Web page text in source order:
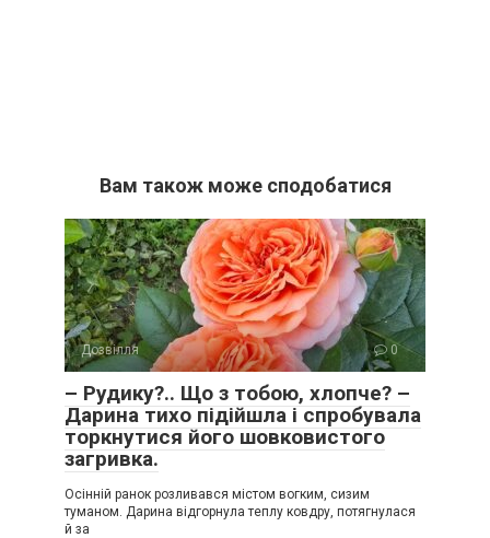
Вам також може сподобатися
Дозвілля 0
– Рудику?.. Що з тобою, хлопче? –
Дарина тихо підійшла і спробувала
торкнутися його шовковистого
загривка.
Осінній ранок розливався містом вогким, сизим
туманом. Дарина відгорнула теплу ковдру, потягнулася
й за